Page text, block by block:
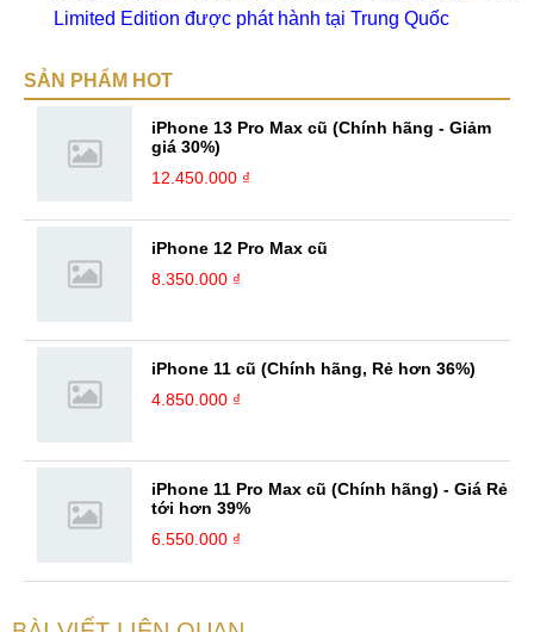
Limited Edition được phát hành tại Trung Quốc
SẢN PHẨM HOT
iPhone 13 Pro Max cũ (Chính hãng - Giảm
giá 30%)
12.450.000 ₫
iPhone 12 Pro Max cũ
8.350.000 ₫
iPhone 11 cũ (Chính hãng, Rẻ hơn 36%)
4.850.000 ₫
iPhone 11 Pro Max cũ (Chính hãng) - Giá Rẻ
tới hơn 39%
6.550.000 ₫